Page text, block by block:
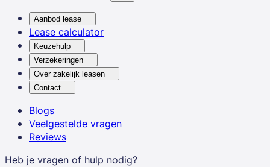
Aanbod lease
Lease calculator
Keuzehulp
Verzekeringen
Over zakelijk leasen
Contact
Blogs
Veelgestelde vragen
Reviews
Heb je vragen of hulp nodig?